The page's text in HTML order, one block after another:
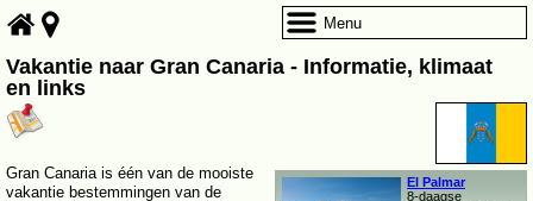
Vakantie naar Gran Canaria - Informatie, klimaat
en links
El Palmar
8-daagse
Gran Canaria is één van de mooiste
vakantie bestemmingen van de
Menu